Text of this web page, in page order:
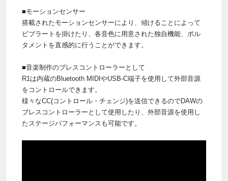
■モーションセンサー
搭載されたモーションセンサーにより、傾けることによって
ビブラートを掛けたり、各音色に用意された独自機能、ポル
タメントを直感的に行うことができます。
■音楽制作のブレスコントローラーとして
R1は内蔵のBluetooth MIDIやUSB-C端子を使用して外部音源
をコントロールできます。
様々なCC(コントロール・チェンジ)を送信できるのでDAWの
ブレスコントローラーとして使用したり、外部音源を使用し
たステージパフォーマンスも可能です。